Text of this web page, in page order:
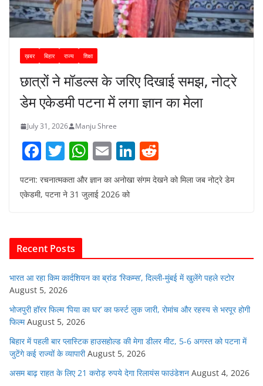
ख़बर बिहार राज्य शिक्षा
छात्रों ने मॉडल्स के जरिए दिखाई समझ, नोट्रे
डेम एकेडमी पटना में लगा ज्ञान का मेला
July 31, 2026 Manju Shree
F
c
o
o
k
T
itt
W
at
p
E
m
ai
Li
n
k
e
d
पटना: रचनात्मकता और ज्ञान का अनोखा संगम देखने को मिला जब नोट्रे डेम
एकेडमी, पटना ने 31 जुलाई 2026 को
Recent Posts
भारत आ रहा किम कार्दशियन का ब्रांड ‘स्किम्स’, दिल्ली-मुंबई में खुलेंगे पहले स्टोर
August 5, 2026
भोजपुरी हॉरर फिल्म ‘पिया का घर’ का फर्स्ट लुक जारी, रोमांच और रहस्य से भरपूर होगी
फिल्म August 5, 2026
बिहार में पहली बार प्लास्टिक हाउसहोल्ड की मेगा डीलर मीट, 5-6 अगस्त को पटना में
जुटेंगे कई राज्यों के व्यापारी August 5, 2026
असम बाढ़ राहत के लिए 21 करोड़ रुपये देगा रिलायंस फाउंडेशन August 4, 2026